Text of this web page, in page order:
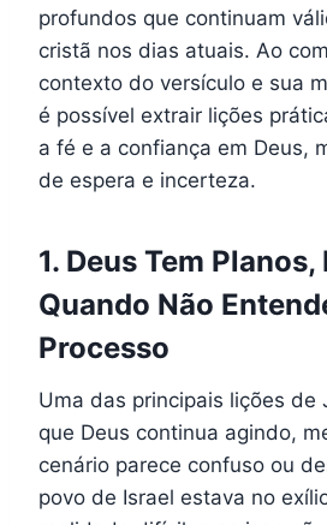
profundos que continuam
cristã nos dias atuais. Ao
contexto do versículo e sua
é possível extrair lições
a fé e a confiança em Deus,
de espera e incerteza.
1. Deus Tem Planos,
Quando Não
Processo
Uma das principais lições de
que Deus continua agindo,
cenário parece confuso ou
povo de Israel estava no